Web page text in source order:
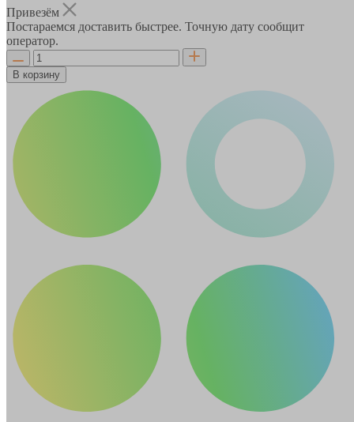
Привезём
Постараемся доставить быстрее. Точную дату сообщит
оператор.
В корзину